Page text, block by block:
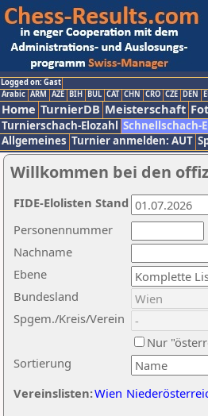
Logged on: Gast
Arabic ARM AZE BIH BUL CAT CHN CRO CZE DEN
Home TurnierDB Meisterschaft
Turnierschach-Elozahl Schnellschach-
Allgemeines Turnier anmelden: AUT
Willkommen bei den
Nachname
Ebene
Sortierung
Personennummer
Bundesland
Spgem./Kreis/Verein
Nur
Vereinslisten:Wien
FIDE-Elolisten Stand